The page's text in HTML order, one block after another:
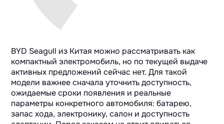
BYD Seagull из Китая можно рассматривать как
компактный электромобиль, но по текущей выдаче
активных предложений сейчас нет. Для такой
модели важнее сначала уточнить доступность,
ожидаемые сроки появления и реальные
параметры конкретного автомобиля: батарею,
запас хода, электронику, салон и доступность